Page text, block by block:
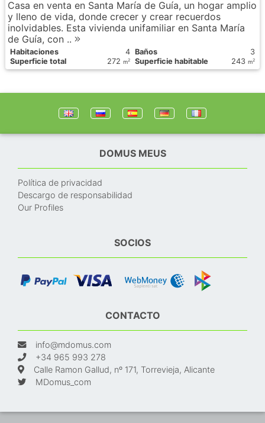
Casa en venta en Santa María de Guía, un hogar amplio
y lleno de vida, donde crecer y crear recuerdos
inolvidables. Esta vivienda unifamiliar en Santa María
de Guía, con ..
Habitaciones 4 Baños
3
Superficie total
272 m2 Superficie habitable 243 m2
DOMUS MEUS
Política de privacidad
Descargo de responsabilidad
Our Profiles
SOCIOS
CONTACTO
info@mdomus.com
+34 965 993 278
Calle Ramon Gallud, nº 171, Torrevieja, Alicante
MDomus_com